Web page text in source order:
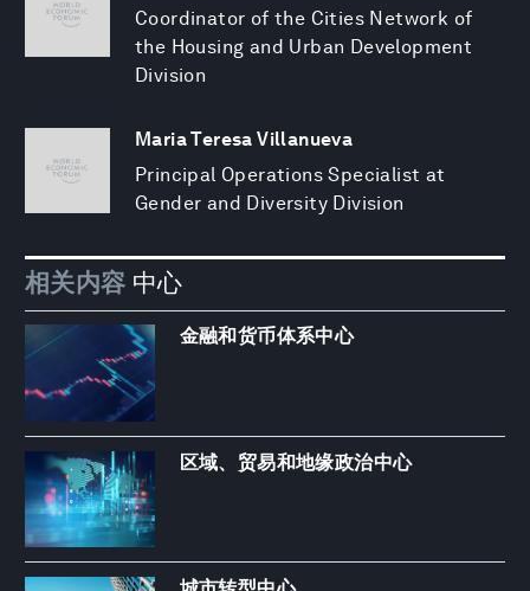
Coordinator of the Cities Network of
the Housing and Urban Development
Division
Maria Teresa Villanueva
Principal Operations Specialist at
Gender and Diversity Division
相关内容 中心
金融和货币体系中心
区域、贸易和地缘政治中心